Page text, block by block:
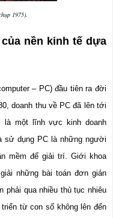
1975).
nền kinh tế dựa
– PC) đầu tiên ra đời
doanh thu về PC đã lên tới
một lĩnh vực kinh doanh
sử dụng PC là những người
mềm để giải trí. Giới khoa
những bài toán đơn giản
phải qua nhiều thủ tục nhiêu
từ con số không lên đến